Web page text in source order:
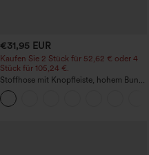
€31,95 EUR
Kaufen Sie 2 Stück für 52,62 € oder 4
Stück für 105,24 €.
Stoffhose mit Knopfleiste, hohem Bund,
mehreren Taschen und geradem Bein